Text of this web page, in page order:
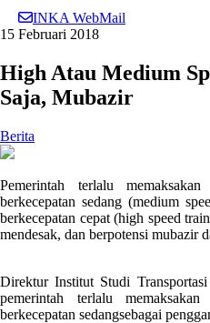
INKA WebMail
15 Februari 2018
High Atau Medium
Saja, Mubazir
Berita
Pemerintah terlalu
berkecepatan sedang (medium
berkecepatan cepat (high speed
mendesak, dan berpotensi mubazir
Direktur Institut Studi
pemerintah terlalu
berkecepatan sedangsebagai